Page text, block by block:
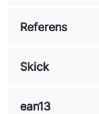
Referens
Skick
ean13